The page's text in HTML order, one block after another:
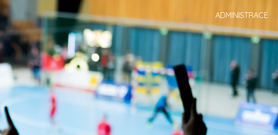
ADMINISTRACE